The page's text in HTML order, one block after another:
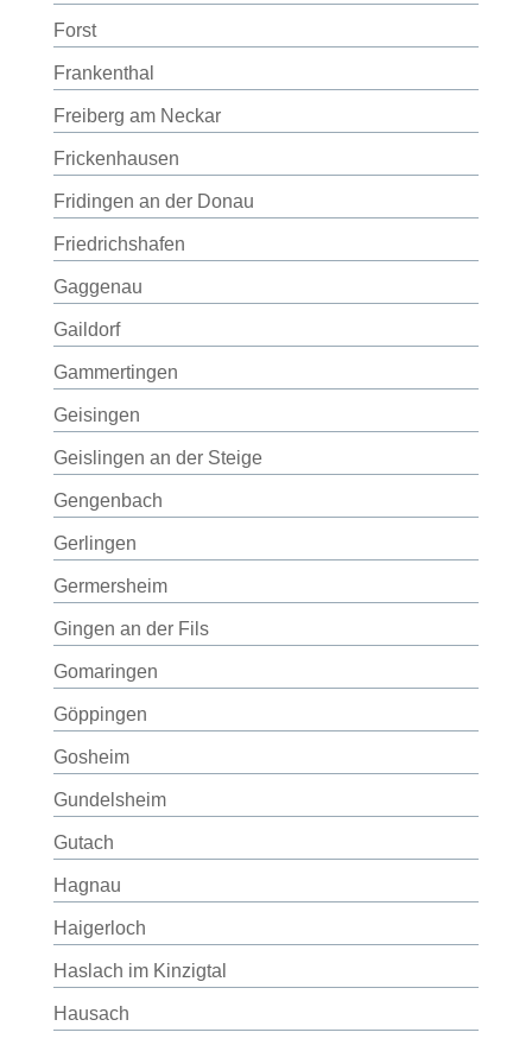
Forst
Frankenthal
Freiberg am Neckar
Frickenhausen
Fridingen an der Donau
Friedrichshafen
Gaggenau
Gaildorf
Gammertingen
Geisingen
Geislingen an der Steige
Gengenbach
Gerlingen
Germersheim
Gingen an der Fils
Gomaringen
Göppingen
Gosheim
Gundelsheim
Gutach
Hagnau
Haigerloch
Haslach im Kinzigtal
Hausach